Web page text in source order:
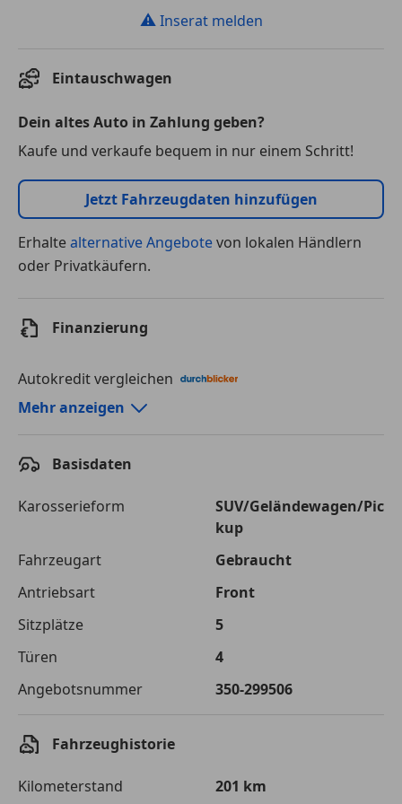
⚠ Inserat melden
Eintauschwagen
Dein altes Auto in Zahlung geben?
Kaufe und verkaufe bequem in nur einem Schritt!
Jetzt Fahrzeugdaten hinzufügen
Erhaltealternative Angebotevon lokalen Händlern
oder Privatkäufern.
Finanzierung
Autokredit vergleichen
Autokredit-Rechner von durchblicker.at
120 Monate
Kreditbetrag
€ 50 000,-
Gesamtbetrag
Einberechnete Gebühren
€ 0,-
Effektivzinsatz
Sollzinssatz
Monatliche Rate € 587,01
Mehr anzeigen
Basisdaten
Karosserieform
SUV/Geländewagen/Pic
kup
Fahrzeugart
Gebraucht
Antriebsart
Front
Sitzplätze
5
Türen
4
Angebotsnummer
350-299506
Fahrzeughistorie
Kilometerstand
201 km